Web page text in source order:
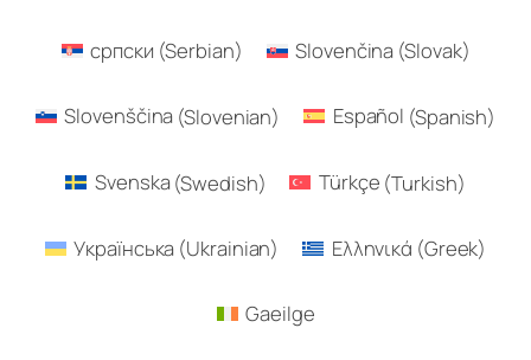
српски (Serbian) Slovenčina (Slovak)
Slovenščina (Slovenian) Español (Spanish)
Svenska(Swedish) Türkçe (Turkish)
Українська (Ukrainian) Ελληνικά (Greek)
Gaeilge